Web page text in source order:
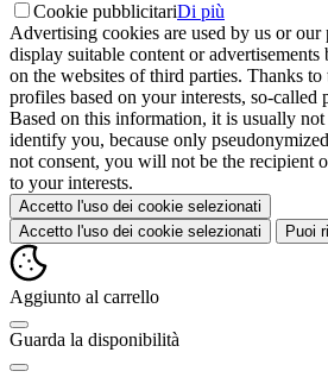
Cookie pubblicitariDi più
Advertising cookies are used by us or our
display suitable content or
on the websites of third parties. Thanks to
profiles based on your interests, so-called
Based on this information, it is usually
identify you, because only
not consent, you will not be the recipient
to your interests.
Accetto l'uso dei cookie selezionati
Accetto l'uso dei cookie selezionati
Puoi
Aggiunto al carrello
Guarda la disponibilità